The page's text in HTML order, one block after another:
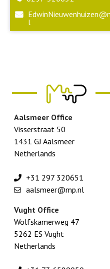
l
Aalsmeer Office
Visserstraat 50
1431 GJ Aalsmeer
Netherlands
+31 297 320651
aalsmeer@mp.nl
Vught Office
Wolfskamerweg 47
5262 ES Vught
Netherlands